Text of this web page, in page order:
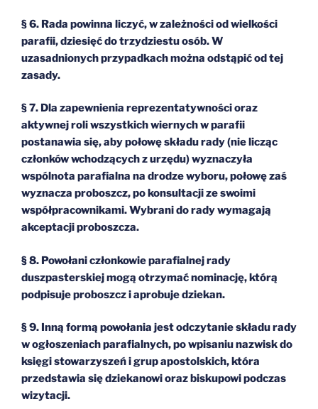
§ 6. Rada powinna liczyć, w zależności od wielkości
parafii, dziesięć do trzydziestu osób. W
uzasadnionych przypadkach można odstąpić od tej
zasady.
§ 7. Dla zapewnienia reprezentatywności oraz
aktywnej roli wszystkich wiernych w parafii
postanawia się, aby połowę składu rady (nie licząc
członków wchodzących z urzędu) wyznaczyła
wspólnota parafialna na drodze wyboru, połowę zaś
wyznacza proboszcz, po konsultacji ze swoimi
współpracownikami. Wybrani do rady wymagają
akceptacji proboszcza.
§ 8. Powołani członkowie parafialnej rady
duszpasterskiej mogą otrzymać nominację, którą
podpisuje proboszcz i aprobuje dziekan.
§ 9. Inną formą powołania jest odczytanie składu rady
w ogłoszeniach parafialnych, po wpisaniu nazwisk do
księgi stowarzyszeń i grup apostolskich, która
przedstawia się dziekanowi oraz biskupowi podczas
wizytacji.